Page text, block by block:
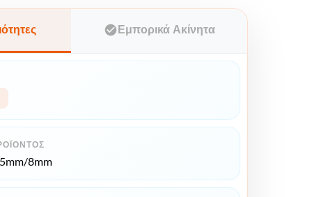
Εμπορικά Ακίνητα
8mm